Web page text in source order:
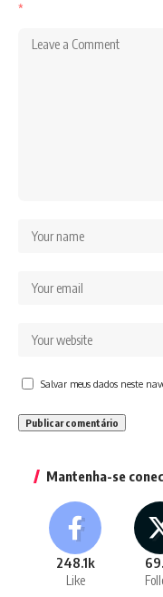
*
Salvar meus dados neste
Mantenha-se
248.1k
Like